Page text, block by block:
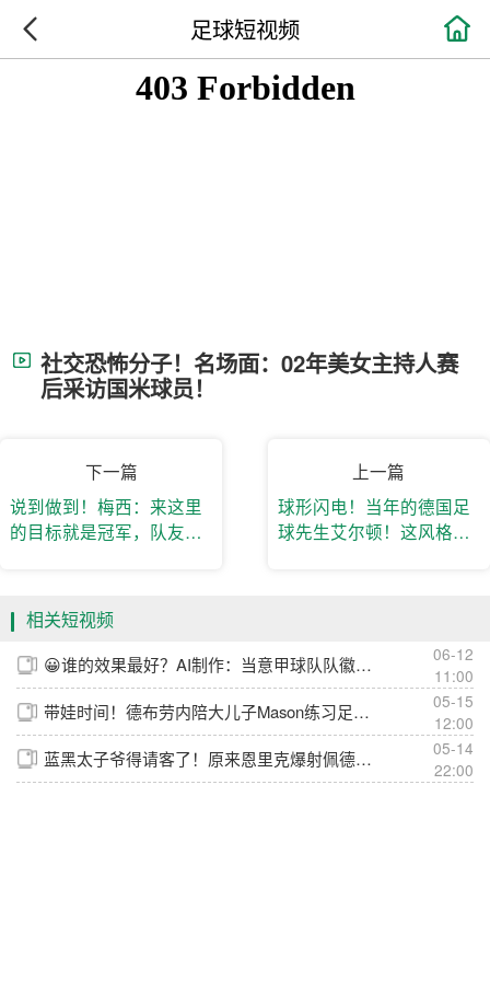
 足球短视频
社交恐怖分子！名场面：02年美女主持人赛
后采访国米球员！
下一篇
说到做到！梅西：来这里
的目标就是冠军，队友们
上一篇
球形闪电！当年的德国足
球先生艾尔顿！这风格是
相关短视频
😀谁的效果最好？AI制作：当意甲球队队徽变成象征物~
06-12
11:00
带娃时间！德布劳内陪大儿子Mason练习足球！
05-15
12:00
蓝黑太子爷得请客了！原来恩里克爆射佩德罗是为迪马尔科“报仇”
05-14
22:00